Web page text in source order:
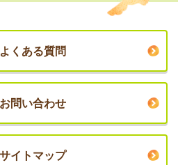
よくある質問
お問い合わせ
サイトマップ